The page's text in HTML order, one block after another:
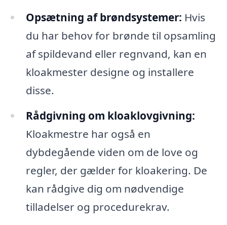
Opsætning af brøndsystemer: Hvis
du har behov for brønde til opsamling
af spildevand eller regnvand, kan en
kloakmester designe og installere
disse.
Rådgivning om kloaklovgivning:
Kloakmestre har også en
dybdegående viden om de love og
regler, der gælder for kloakering. De
kan rådgive dig om nødvendige
tilladelser og procedurekrav.